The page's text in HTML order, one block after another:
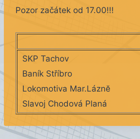
Pozor začátek od 17.00!!!
SKP Tachov
Baník Stříbro
Lokomotiva Mar.Láznĕ
Slavoj Chodová Planá